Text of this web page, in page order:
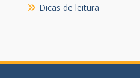
Dicas de leitura